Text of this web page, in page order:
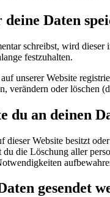
Daten
schreibst, wird
festzuhalten.
unserer Website
verändern oder löschen
du an deinen
dieser Website besitzt
du die Löschung aller
gesendet